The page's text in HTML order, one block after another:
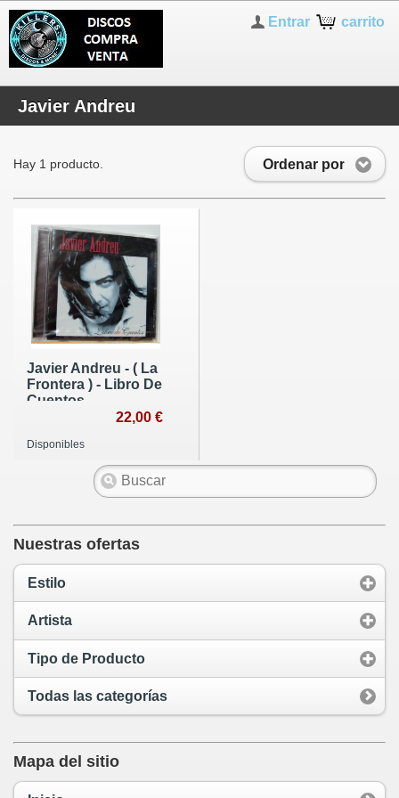
carrito
Entrar
Javier Andreu
Ordenar por
Hay 1 producto.
Javier Andreu - ( La
Frontera ) - Libro De
Cuentos
22,00 €
Disponibles
Nuestras ofertas
Estilo
Artista
Tipo de Producto
Todas las categorías
Mapa del sitio